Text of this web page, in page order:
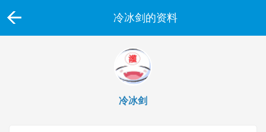
冷冰剑的资料
冷冰剑